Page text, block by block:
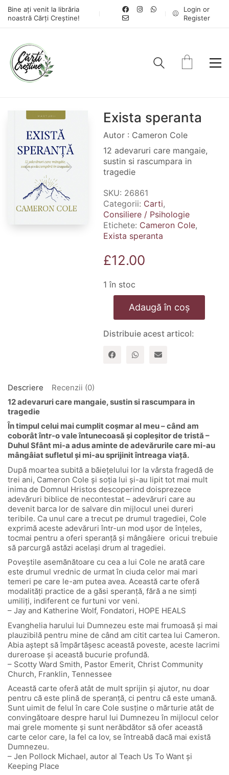
Bine ați venit la librăria
noastră Cărți Creștine!
Login or
Register
Exista speranta
Autor : Cameron Cole
12 adevaruri care mangaie,
sustin si rascumpara in
tragedie
SKU: 26861
Categorii: Carti,
Consiliere / Psihologie
Etichete: Cameron Cole,
Exista speranta
£12.00
1 în stoc
Cantitate
speranta
Adaugă în coș
Distribuie acest articol:
Descriere
Recenzii (0)
12 adevaruri care mangaie, sustin si rascumpara in
tragedie
În timpul celui mai cumplit coșmar al meu – când am
coborât într-o vale întunecoasă și copleșitor de tristă –
Duhul Sfânt mi-a adus aminte de adevărurile care mi-au
mângâiat sufletul și mi-au sprijinit întreaga viață.
După moartea subită a băiețelului lor la vârsta fragedă de
trei ani, Cameron Cole și soția lui și-au lipit tot mai mult
inima de Domnul Hristos descoperind doisprezece
adevăruri biblice de necontestat – adevăruri care au
devenit barca lor de salvare din mijlocul unei dureri
teribile. Ca unul care a trecut pe drumul tragediei, Cole
exprimă aceste adevăruri într-un mod ușor de înțeles,
tocmai pentru a oferi speranță și mângâiere oricui trebuie
să parcurgă astăzi același drum al tragediei.
Poveștile asemănătoare cu cea a lui Cole ne arată care
este drumul vrednic de urmat în ciuda celor mai mari
temeri pe care le-am putea avea. Această carte oferă
modalități practice de a găsi speranță, fără a ne simți
umiliți, indiferent ce furtuni vor veni.
– Jay and Katherine Wolf, Fondatori, HOPE HEALS
Evanghelia harului lui Dumnezeu este mai frumoasă și mai
plauzibilă pentru mine de când am citit cartea lui Cameron.
Abia aștept să împărtășesc această poveste, aceste lacrimi
dureroase și această bucurie profundă.
– Scotty Ward Smith, Pastor Emerit, Christ Community
Church, Franklin, Tennessee
Această carte oferă atât de mult sprijin și ajutor, nu doar
pentru că este plină de speranță, ci pentru că este umană.
Sunt uimit de felul în care Cole susține o mărturie atât de
convingătoare despre harul lui Dumnezeu în mijlocul celor
mai grele momente și sunt nerăbdător să ofer această
carte celor care, la fel ca Iov, se întreabă dacă mai există
Dumnezeu.
– Jen Pollock Michael, autor al Teach Us To Want și
Keeping Place